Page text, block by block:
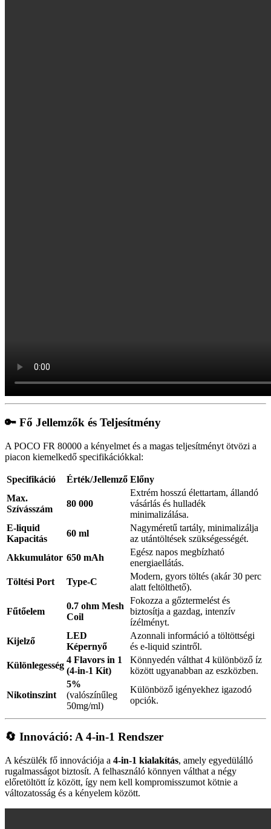
🔑 Fő Jellemzők és Teljesítmény
A POCO FR 80000 a kényelmet és a magas teljesítményt ötvözi a
piacon kiemelkedő specifikációkkal:
Specifikáció Érték/Jellemző Előny
Max.
Szívásszám
80 000
Extrém hosszú élettartam, állandó
vásárlás és hulladék
minimalizálása.
E-liquid
Kapacitás
60 ml
Nagyméretű tartály, minimalizálja
az utántöltések szükségességét.
Akkumulátor 650 mAh
Egész napos megbízható
energiaellátás.
Töltési Port
Type-C
Modern, gyors töltés (akár 30 perc
alatt feltölthető).
Fűtőelem
0.7 ohm Mesh
Coil
Fokozza a gőztermelést és
biztosítja a gazdag, intenzív
ízélményt.
Kijelző
LED
Képernyő
Azonnali információ a töltöttségi
és e-liquid szintről.
Különlegesség
4 Flavors in 1
(4-in-1 Kit)
Könnyedén válthat 4 különböző íz
között ugyanabban az eszközben.
Nikotinszint
5%
(valószínűleg
50mg/ml)
Különböző igényekhez igazodó
opciók.
🔄 Innováció: A 4-in-1 Rendszer
A készülék fő innovációja a 4-in-1 kialakítás, amely egyedülálló
rugalmasságot biztosít. A felhasználó könnyen válthat a négy
előretöltött íz között, így nem kell kompromisszumot kötnie a
változatosság és a kényelem között.